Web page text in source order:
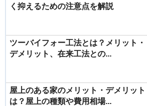
く抑えるための注意点を解説
ツーバイフォー工法とは？メリット・
デメリット、在来工法との...
屋上のある家のメリット・デメリット
は？屋上の種類や費用相場...